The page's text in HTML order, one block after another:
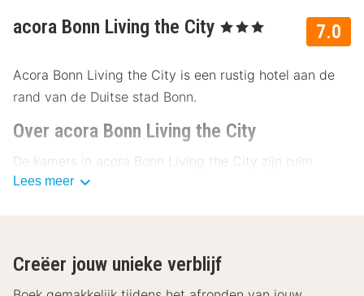
7.0
acora Bonn Living the City , 3 Sterren
Acora Bonn Living the City is een rustig hotel aan de
rand van de Duitse stad Bonn.
Over acora Bonn Living the City
De kamers in acora Bonn Living the City zijn ruim
ingedeeld en beschikken over vele faciliteiten. Op de
badkamers zijn allemaal voorzien van douche, föhn en
Lees meer
Creëer jouw unieke verblijf